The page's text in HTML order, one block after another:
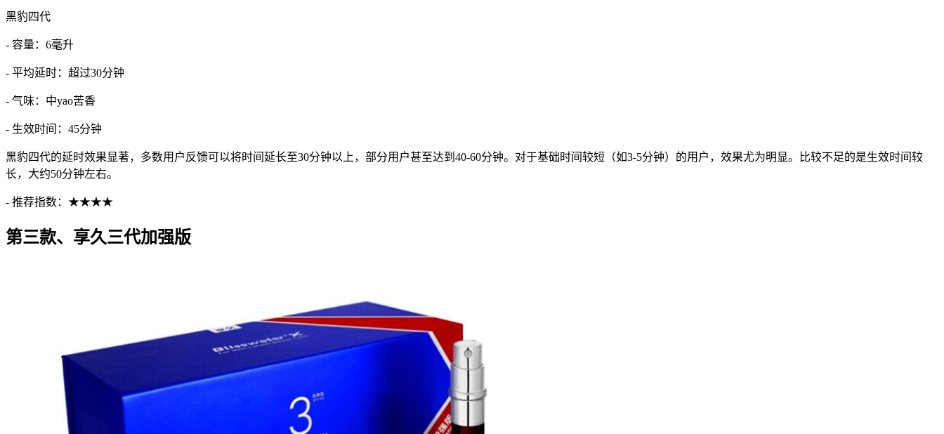
黑豹四代
- 容量：6毫升
- 平均延时：超过30分钟
- 气味：中yao苦香
- 生效时间：45分钟
黑豹四代的延时效果显著，多数用户反馈可以将时间延长至30分钟以上，部分用户甚至达到40-60分钟。对于基础时间较短（如3-5分钟）的用户，效果尤为明显。比较不足的是生效时间较
长，大约50分钟左右。
- 推荐指数：★★★★
第三款、享久三代加强版